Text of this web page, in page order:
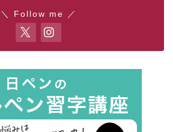
＼ Follow me ／